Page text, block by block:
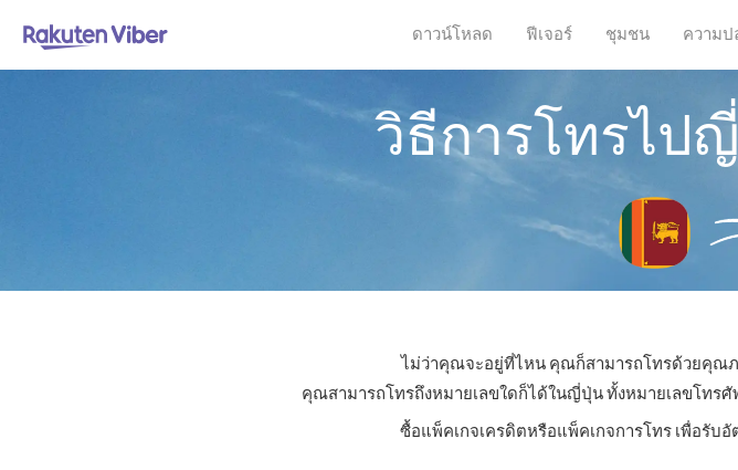
ดาวน์โหลด ฟีเจอร์ ชุมชน ความ
วิธีการโทรไป
ไม่ว่าคุณจะอยู่ที่ไหน คุณก็สามารถโทรด้วยคุณภ
คุณสามารถโทรถึงหมายเลขใดก็ได้ในญี่ปุ่น ทั้งหมายเลขโทร
ซื้อแพ็คเกจเครดิตหรือแพ็คเกจการโทร เพื่อรั